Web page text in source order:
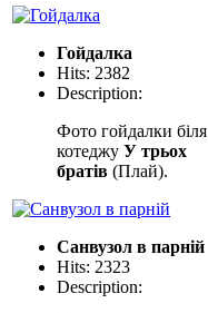
Гойдалка
Hits: 2382
Description:
Фото гойдалки біля
котеджу У трьох
братів (Плай).
Санвузол в парній
Hits: 2323
Description: